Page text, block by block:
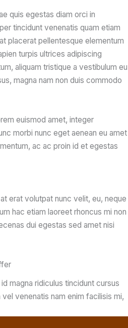
quis egestas diam orci in
tincidunt venenatis quam etiam
placerat pellentesque elementum
turpis ultrices adipiscing
aliquam tristique a vestibulum eu
magna nam non duis commodo​
euismod amet, integer
morbi nunc eget aenean eu amet
ac ac proin id et egestas
erat volutpat nunc velit, eu, neque
hac etiam laoreet rhoncus mi non
dui egestas sed amet nisi
magna ridiculus tincidunt cursus
venenatis nam enim facilisis mi,